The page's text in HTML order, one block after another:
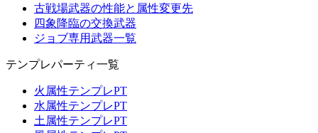
古戦場武器の性能と属性変更先
四象降臨の交換武器
ジョブ専用武器一覧
テンプレパーティ一覧
火属性テンプレPT
水属性テンプレPT
土属性テンプレPT